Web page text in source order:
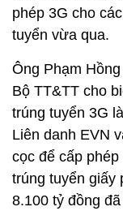
phép 3G cho
tuyển vừa qua.
Ông Phạm
Bộ TT&TT cho
trúng tuyển 3G
Liên danh EVN
cọc để cấp
trúng tuyển giấy
8.100 tỷ đồng